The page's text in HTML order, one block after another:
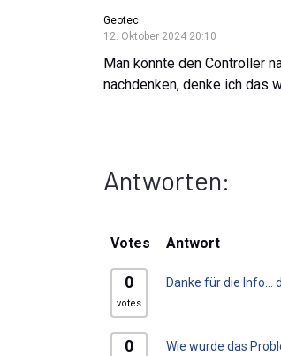
Geotec
12. Oktober 2024 20:10
Man könnte den Controller
nachdenken, denke ich das
Antworten:
Votes Antwort
0
votes
Danke für die Info…
0 Wie wurde das